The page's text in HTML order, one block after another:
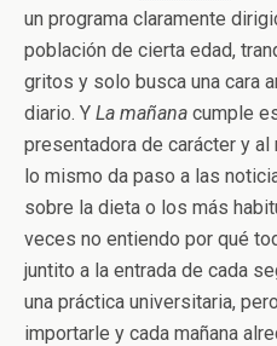
un programa claramente
población de cierta edad,
gritos y solo busca una cara
diario. Y La mañana cumple
presentadora de carácter y
lo mismo da paso a las
sobre la dieta o los más
veces no entiendo por qué
juntito a la entrada de cada
una práctica universitaria,
importarle y cada mañana